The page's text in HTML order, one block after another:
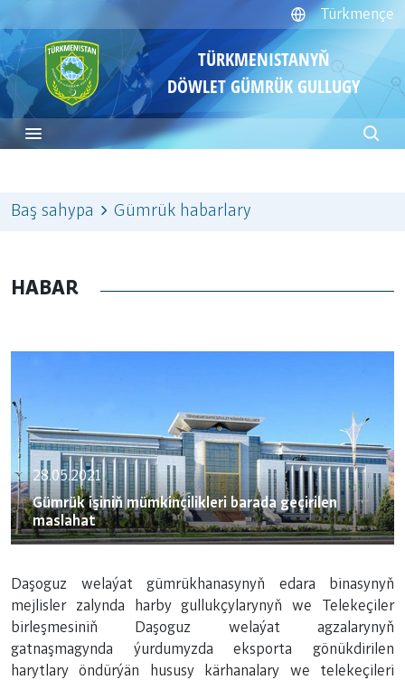
Türkmençe
TÜRKMENISTANYŇ
DÖWLET GÜMRÜK GULLUGY
Baş sahypa Gümrük habarlary
HABAR
28.05.2021
Gümrük işiniň mümkinçilikleri barada geçirilen
maslahat
Daşoguz welaýat gümrükhanasynyň edara binasynyň
mejlisler zalynda harby gullukçylarynyň we Telekeçiler
birleşmesiniň Daşoguz welaýat agzalarynyň
gatnaşmagynda ýurdumyzda eksporta gönükdirilen
harytlary öndürýän hususy kärhanalary we telekeçileri